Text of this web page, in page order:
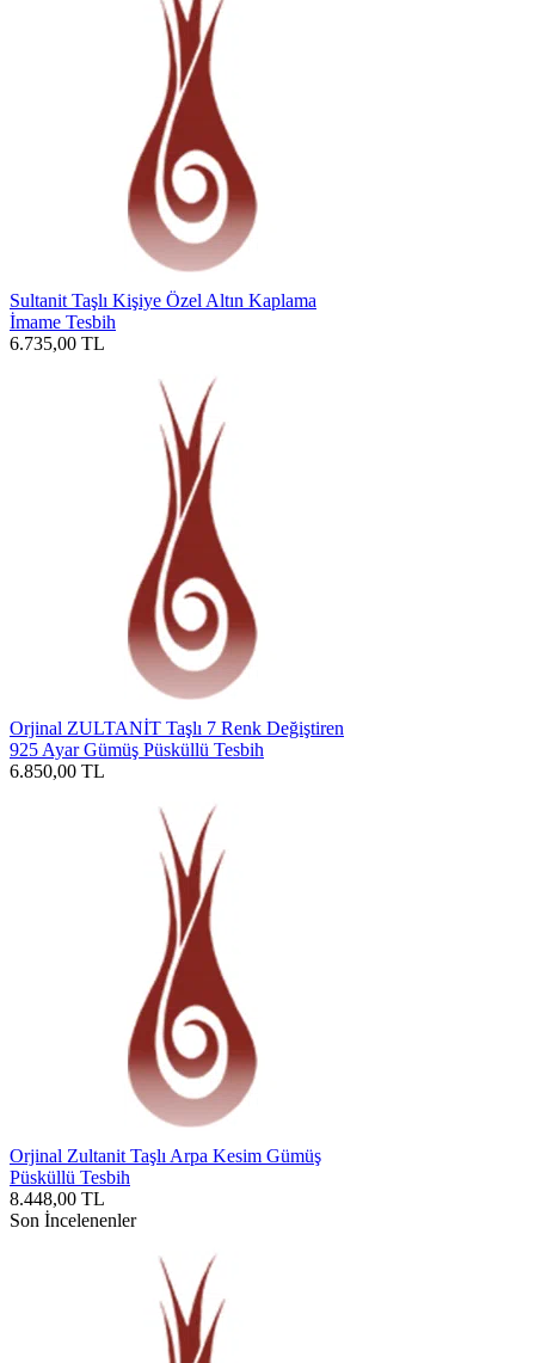
Sultanit Taşlı Kişiye Özel Altın Kaplama
İmame Tesbih
6.735,00 TL
Orjinal ZULTANİT Taşlı 7 Renk Değiştiren
925 Ayar Gümüş Püsküllü Tesbih
6.850,00 TL
Orjinal Zultanit Taşlı Arpa Kesim Gümüş
Püsküllü Tesbih
8.448,00 TL
Son İncelenenler